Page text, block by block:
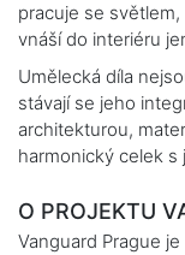
pracuje se
vnáší do interiéru
Umělecká díla
stávají se jeho
architekturou,
harmonický celek
O PROJEKTU
Vanguard Prague